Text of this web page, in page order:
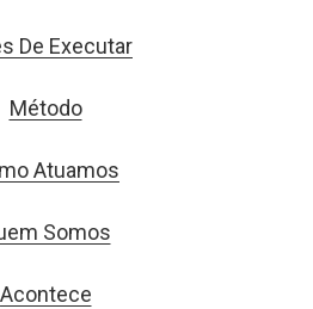
De Executar
Método
Atuamos
Somos
Acontece